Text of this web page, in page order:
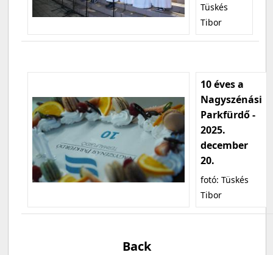
Tüskés
Tibor
10 éves a
Nagyszénási
Parkfürdő -
2025.
december
20.
fotó: Tüskés
Tibor
Back